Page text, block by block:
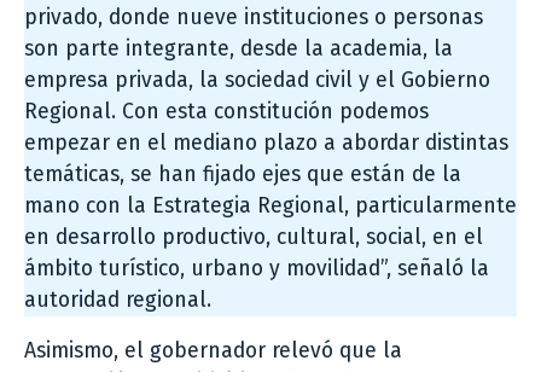
privado, donde nueve instituciones o personas
son parte integrante, desde la academia, la
empresa privada, la sociedad civil y el Gobierno
Regional. Con esta constitución podemos
empezar en el mediano plazo a abordar distintas
temáticas, se han fijado ejes que están de la
mano con la Estrategia Regional, particularmente
en desarrollo productivo, cultural, social, en el
ámbito turístico, urbano y movilidad”, señaló la
autoridad regional.
Asimismo, el gobernador relevó que la